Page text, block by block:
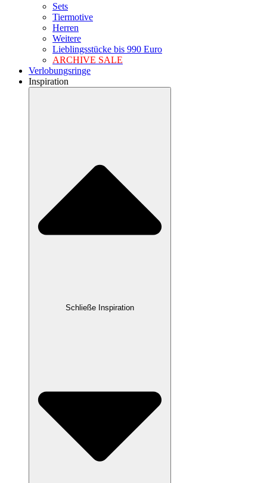
Sets
Tiermotive
Herren
Weitere
Lieblingsstücke bis 990 Euro
ARCHIVE SALE
Verlobungsringe
Inspiration
Schließe Inspiration